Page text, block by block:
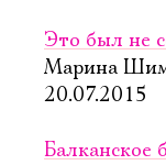
Это был не
Марина
20.07.2015
Балканское